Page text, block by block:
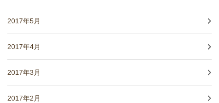
2017年5月
2017年4月
2017年3月
2017年2月